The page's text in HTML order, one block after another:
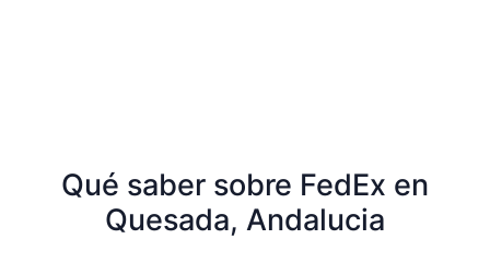
Qué saber sobre FedEx en
Quesada, Andalucia